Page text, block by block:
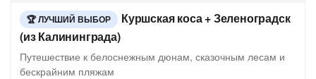
ЛУЧШИЙ ВЫБОР
Куршская коса + Зеленоградск
(из Калининграда)
Путешествие к белоснежным дюнам, сказочным лесам и
бескрайним пляжам